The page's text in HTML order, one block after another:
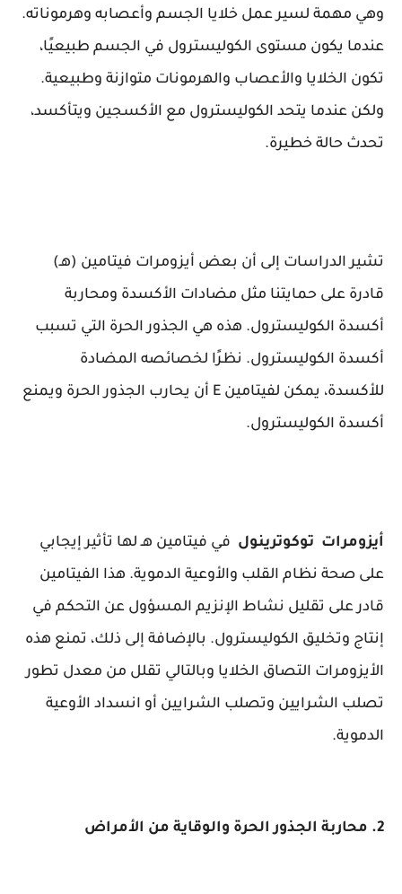
وهي مهمة لسير عمل خلايا الجسم وأعصابه وهرموناته.
عندما يكون مستوى الكوليسترول في الجسم طبيعيًا،
تكون الخلايا والأعصاب والهرمونات متوازنة وطبيعية.
ولكن عندما يتحد الكوليسترول مع الأكسجين ويتأكسد،
تحدث حالة خطيرة.
تشير الدراسات إلى أن بعض أيزومرات فيتامين (هـ)
قادرة على حمايتنا مثل مضادات الأكسدة ومحاربة
أكسدة الكوليسترول. هذه هي الجذور الحرة التي تسبب
أكسدة الكوليسترول. نظرًا لخصائصه المضادة
للأكسدة، يمكن لفيتامين E أن يحارب الجذور الحرة ويمنع
أكسدة الكوليسترول.
أيزومرات توكوترينول في فيتامين هـ لها تأثير إيجابي
على صحة نظام القلب والأوعية الدموية. هذا الفيتامين
قادر على تقليل نشاط الإنزيم المسؤول عن التحكم في
إنتاج وتخليق الكوليسترول. بالإضافة إلى ذلك، تمنع هذه
الأيزومرات التصاق الخلايا وبالتالي تقلل من معدل تطور
تصلب الشرايين وتصلب الشرايين أو انسداد الأوعية
الدموية.
2. محاربة الجذور الحرة والوقاية من الأمراض